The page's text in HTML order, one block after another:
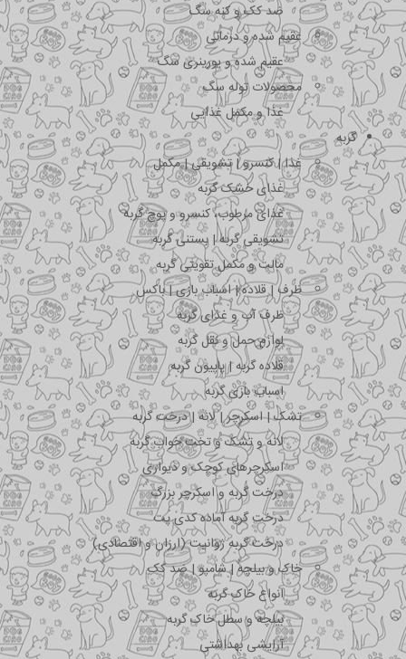
ضد کک و کنه سگ
عقیم شده و درمانی
عقیم شده و یورینری سگ
محصولات توله سگ
غذا و مکمل غذایی
گربه
غذا | کنسرو | تشویقی | مکمل
غذای خشک گربه
غذای مرطوب، کنسرو و پوچ گربه
تشویقی گربه | بستنی گربه
مالت و مکمل تقویتی گربه
ظرف | قلاده | اسباب بازی | باکس
ظرف آب و غذای گربه
لوازم حمل و نقل گربه
قلاده گربه | پاپیون گربه
اسباب بازی گربه
تشک | اسکرچر | لانه | درخت گربه
لانه و تشک و تخت خواب گربه
اسکرچرهای کوچک و دیواری
درخت گربه و اسکرچر بزرگ
درخت گربه آماده کدی پت
درخت گربه ژوانیت (ارزان و اقتصادی)
خاک و بیلچه | شامپو | ضد کک
انواع خاک گربه
بیلچه و سطل خاک گربه
آرایشی بهداشتی